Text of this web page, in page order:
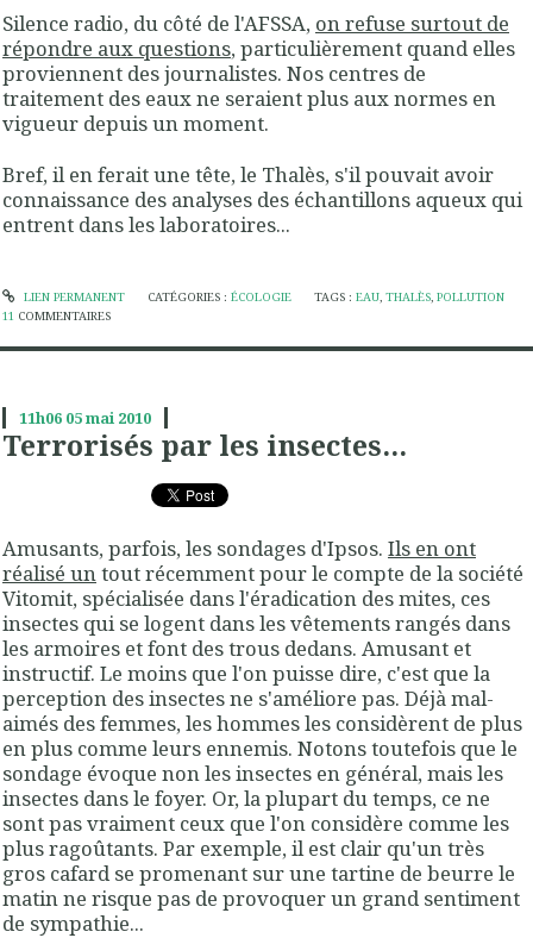
Silence radio, du côté de l'AFSSA, on refuse surtout de
répondre aux questions, particulièrement quand elles
proviennent des journalistes. Nos centres de
traitement des eaux ne seraient plus aux normes en
vigueur depuis un moment.
Bref, il en ferait une tête, le Thalès, s'il pouvait avoir
connaissance des analyses des échantillons aqueux qui
entrent dans les laboratoires...
LIEN PERMANENT CATÉGORIES : ÉCOLOGIE TAGS :EAU,THALÈS,POLLUTION
11 COMMENTAIRES
11h06 05mai 2010
Terrorisés par les insectes...
Amusants, parfois, les sondages d'Ipsos. Ils en ont
réalisé untout récemment pour le compte de la société
Vitomit, spécialisée dans l'éradication des mites, ces
insectes qui se logent dans les vêtements rangés dans
les armoires et font des trous dedans. Amusant et
instructif. Le moins que l'on puisse dire, c'est que la
perception des insectes ne s'améliore pas. Déjà mal-
aimés des femmes, les hommes les considèrent de plus
en plus comme leurs ennemis. Notons toutefois que le
sondage évoque non les insectes en général, mais les
insectes dans le foyer. Or, la plupart du temps, ce ne
sont pas vraiment ceux que l'on considère comme les
plus ragoûtants. Par exemple, il est clair qu'un très
gros cafard se promenant sur une tartine de beurre le
matin ne risque pas de provoquer un grand sentiment
de sympathie...